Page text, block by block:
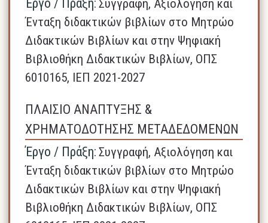
Έργο / Πράξη: Συγγραφή, Αξιολόγηση και
Ένταξη διδακτικών βιβλίων στο Μητρώο
Διδακτικών Βιβλίων και στην Ψηφιακή
Βιβλιοθήκη Διδακτικών Βιβλίων, ΟΠΣ
6010165, ΙΕΠ 2021-2027
ΠΛΑΙΣΙΟ ΑΝΑΠΤΥΞΗΣ &
ΧΡΗΜΑΤΟΔΟΤΗΣΗΣ ΜΕΤΑΔΕΔΟΜΕΝΩΝ
Έργο / Πράξη: Συγγραφή, Αξιολόγηση και
Ένταξη διδακτικών βιβλίων στο Μητρώο
Διδακτικών Βιβλίων και στην Ψηφιακή
Βιβλιοθήκη Διδακτικών Βιβλίων, ΟΠΣ